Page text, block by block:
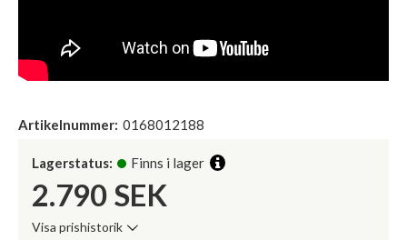
Artikelnummer: 0168012188
Lagerstatus: Finns i lager
2.790 SEK
Visa prishistorik